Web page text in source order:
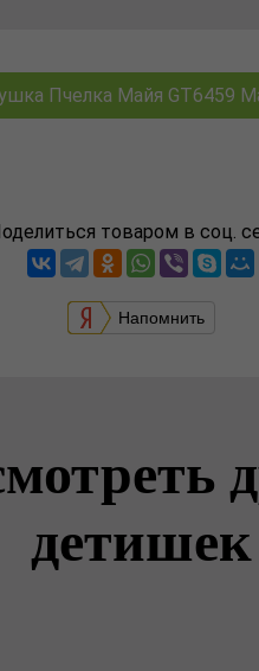
Пчелка Майя GT6459
товаром в соц.
Напомнить
детишек